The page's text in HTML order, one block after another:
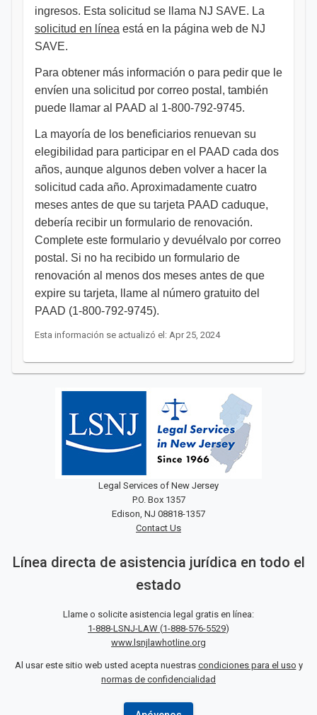
ingresos. Esta solicitud se llama NJ SAVE. La
solicitud en línea está en la página web de NJ
SAVE.
Para obtener más información o para pedir que le
envíen una solicitud por correo postal, también
puede llamar al PAAD al 1-800-792-9745.
La mayoría de los beneficiarios renuevan su
elegibilidad para participar en el PAAD cada dos
años, aunque algunos deben volver a hacer la
solicitud cada año. Aproximadamente cuatro
meses antes de que su tarjeta PAAD caduque,
debería recibir un formulario de renovación.
Complete este formulario y devuélvalo por correo
postal. Si no ha recibido un formulario de
renovación al menos dos meses antes de que
expire su tarjeta, llame al número gratuito del
PAAD (1-800-792-9745).
Esta información se actualizó el: Apr 25, 2024
Legal Services of New Jersey
P.O. Box 1357
Edison, NJ 08818-1357
Contact Us
Línea directa de asistencia jurídica en todo el
estado
Llame o solicite asistencia legal gratis en línea:
1-888-LSNJ-LAW (1-888-576-5529)
www.lsnjlawhotline.org
Al usar este sitio web usted acepta nuestras condiciones para el uso y
normas de confidencialidad